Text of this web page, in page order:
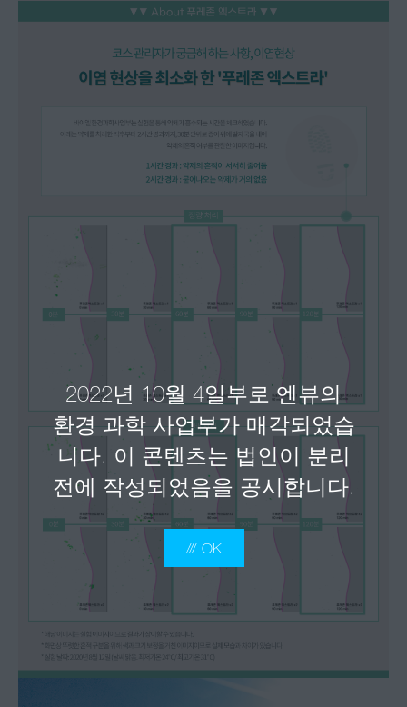
2022년 10월 4일부로 엔뷰의
환경 과학 사업부가 매각되었습
니다. 이 콘텐츠는 법인이 분리
전에 작성되었음을 공시합니다.
OK